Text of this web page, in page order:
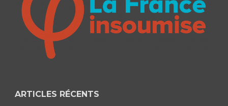
ARTICLES RÉCENTS